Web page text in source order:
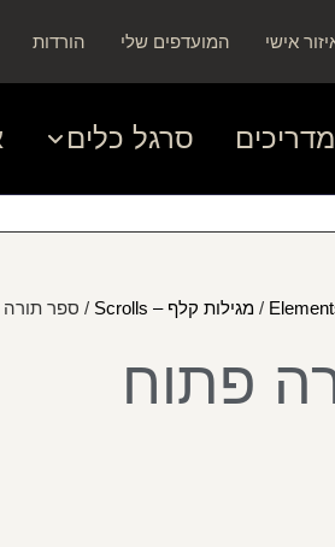
אישי המועדפים שלי הורדות
מדריכים סרגל כלים
/ מגילות קלף – Scrolls / ספר תורה
פתוח